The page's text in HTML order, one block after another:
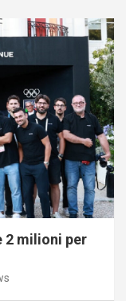
2 milioni per